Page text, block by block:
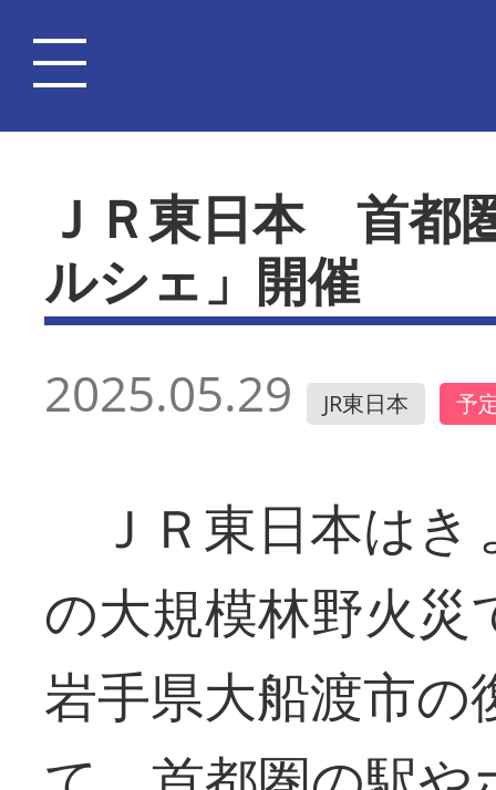
ＪＲ東日本 首都
ルシェ」開催
2025.05.29 JR東日本 予
ＪＲ東日本はき
の大規模林野火
岩手県大船渡市